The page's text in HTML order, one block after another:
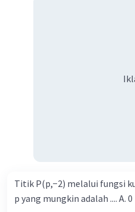
Titik P(p,−2) melalui fungsi
p yang mungkin adalah .... A. 0